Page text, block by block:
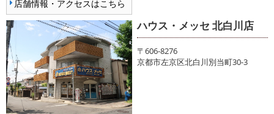
店舗情報・アクセスはこちら
ハウス・メッセ 北白川店
〒606-8276
京都市左京区北白川別当町30-3